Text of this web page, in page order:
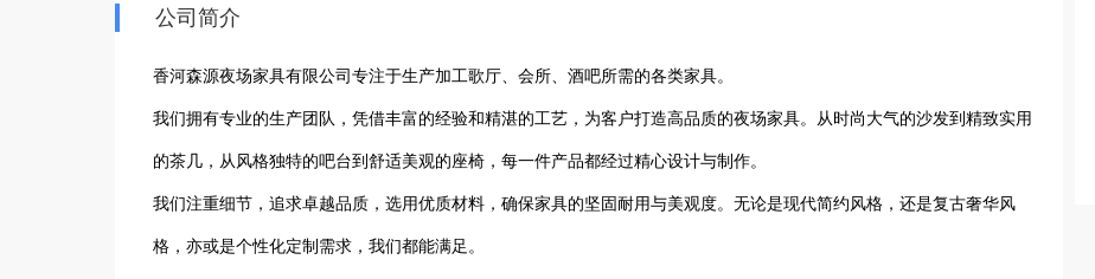
公司简介
香河森源夜场家具有限公司专注于生产加工歌厅、会所、酒吧所需的各类家具。
我们拥有专业的生产团队，凭借丰富的经验和精湛的工艺，为客户打造高品质的夜场家具。从时尚大气的沙发到精致实用
的茶几，从风格独特的吧台到舒适美观的座椅，每一件产品都经过精心设计与制作。
我们注重细节，追求卓越品质，选用优质材料，确保家具的坚固耐用与美观度。无论是现代简约风格，还是复古奢华风
格，亦或是个性化定制需求，我们都能满足。